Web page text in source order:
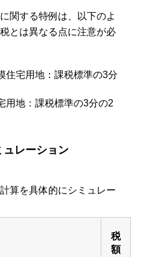
関する特例は、以下のよ
とは異なる点に注意が必
住宅用地：課税標準の3分
用地：課税標準の3分の2
ュレーション
算を具体的にシミュレー
税
額